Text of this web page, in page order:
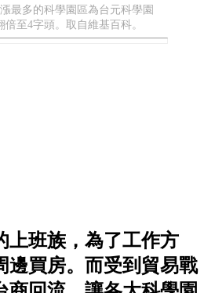
最多的科學園區為台元科學園
至4字頭。取自維基百科。
上班族，為了工作方
邊買房。而受到貿易戰